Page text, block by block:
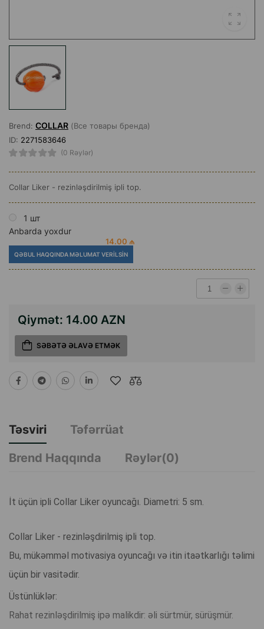
Brend: COLLAR (Все товары бренда)
ID: 2271583646
(0 Rəylər)
Collar Liker - rezinləşdirilmiş ipli top.
1 шт
Anbarda yoxdur
14.00 ₼
QƏBUL HAQQINDA MƏLUMAT VERILSIN
Qiymət: 14.00 AZN
SƏBƏTƏ ƏLAVƏ ETMƏK
Təsviri
Təfərrüat
Brend Haqqında
Rəylər(0)
İt üçün ipli Collar Liker oyuncağı. Diametri: 5 sm.
Collar Liker - rezinləşdirilmiş ipli top.
Bu, mükəmməl motivasiya oyuncağı və itin itaətkarlığı təlimi
üçün bir vasitədir.
Üstünlüklər:
Rahat rezinləşdirilmiş ipə malikdir: əli sürtmür, sürüşmür.